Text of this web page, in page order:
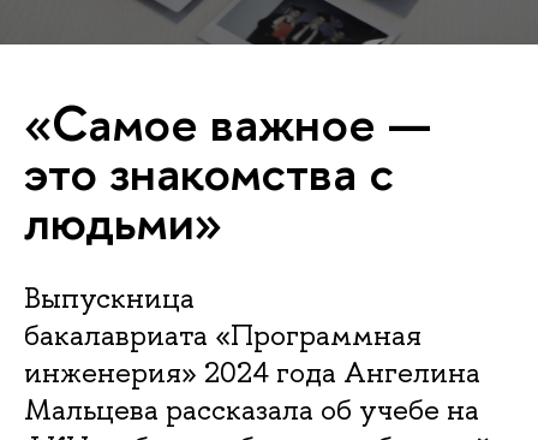
«Самое важное —
это знакомства с
людьми»
Выпускница
бакалавриата «Программная
инженерия» 2024 года Ангелина
Мальцева рассказала об учебе на